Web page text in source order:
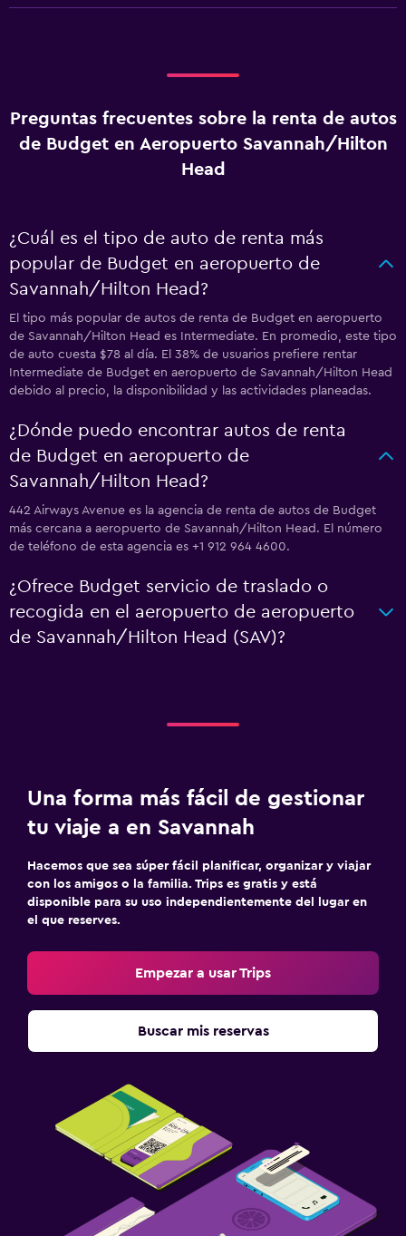
Preguntas frecuentes sobre la renta de autos
de Budget en Aeropuerto Savannah/Hilton
Head
¿Cuál es el tipo de auto de renta más
popular de Budget en aeropuerto de
Savannah/Hilton Head?
El tipo más popular de autos de renta de Budget en aeropuerto
de Savannah/Hilton Head es Intermediate. En promedio, este tipo
de auto cuesta $78 al día. El 38% de usuarios prefiere rentar
Intermediate de Budget en aeropuerto de Savannah/Hilton Head
debido al precio, la disponibilidad y las actividades planeadas.
¿Dónde puedo encontrar autos de renta
de Budget en aeropuerto de
Savannah/Hilton Head?
442 Airways Avenue es la agencia de renta de autos de Budget
más cercana a aeropuerto de Savannah/Hilton Head. El número
de teléfono de esta agencia es +1 912 964 4600.
¿Ofrece Budget servicio de traslado o
recogida en el aeropuerto de aeropuerto
de Savannah/Hilton Head (SAV)?
Una forma más fácil de gestionar
tu viaje a en Savannah
Hacemos que sea súper fácil planificar, organizar y viajar
con los amigos o la familia. Trips es gratis y está
disponible para su uso independientemente del lugar en
el que reserves.
Empezar a usar Trips
Buscar mis reservas